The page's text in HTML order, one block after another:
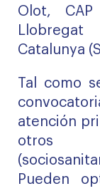
Olot,
Llobregat
Catalunya
Tal como
atención
otros
Pueden